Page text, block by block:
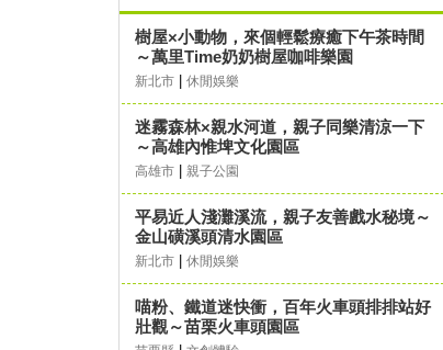
樹屋×小動物，來個輕鬆療癒下午茶時間
～萬里Time奶奶樹屋咖啡樂園
新北市 休閒娛樂
迷霧森林×親水河道，親子同樂清涼一下
～高雄內惟埤文化園區
高雄市 親子公園
平易近人淺灘溪流，親子友善戲水秘境～
金山磺溪頭清水園區
新北市 休閒娛樂
喵粉、鐵道迷快衝，百年火車頭排排站好
壯觀～苗栗火車頭園區